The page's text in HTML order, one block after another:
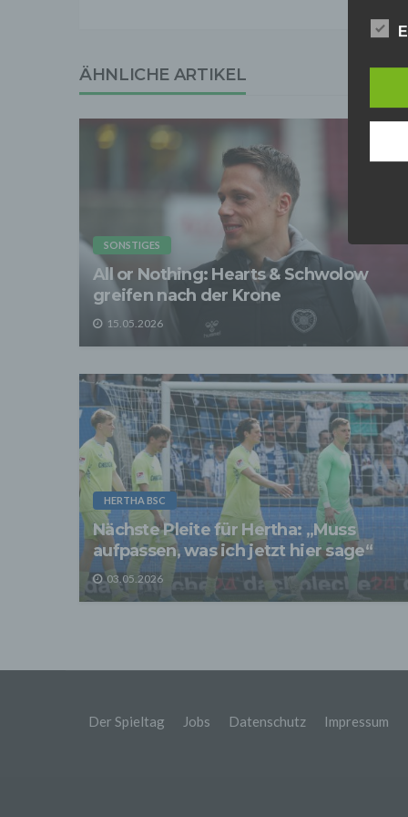
ÄHNLICHE ARTIKEL
SONSTIGES
All or Nothing: Hearts & Schwolow
greifen nach der Krone
15.05.2026
HERTHA BSC
Nächste Pleite für Hertha: „Muss
aufpassen, was ich jetzt hier sage“
03.05.2026
Der Spieltag Jobs Datenschutz Impressum
Der
Wir
Wir
"Dritt-
3.
Die
- Die